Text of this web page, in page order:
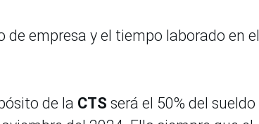
empresa y el tiempo laborado en el
de la CTS será el 50% del sueldo